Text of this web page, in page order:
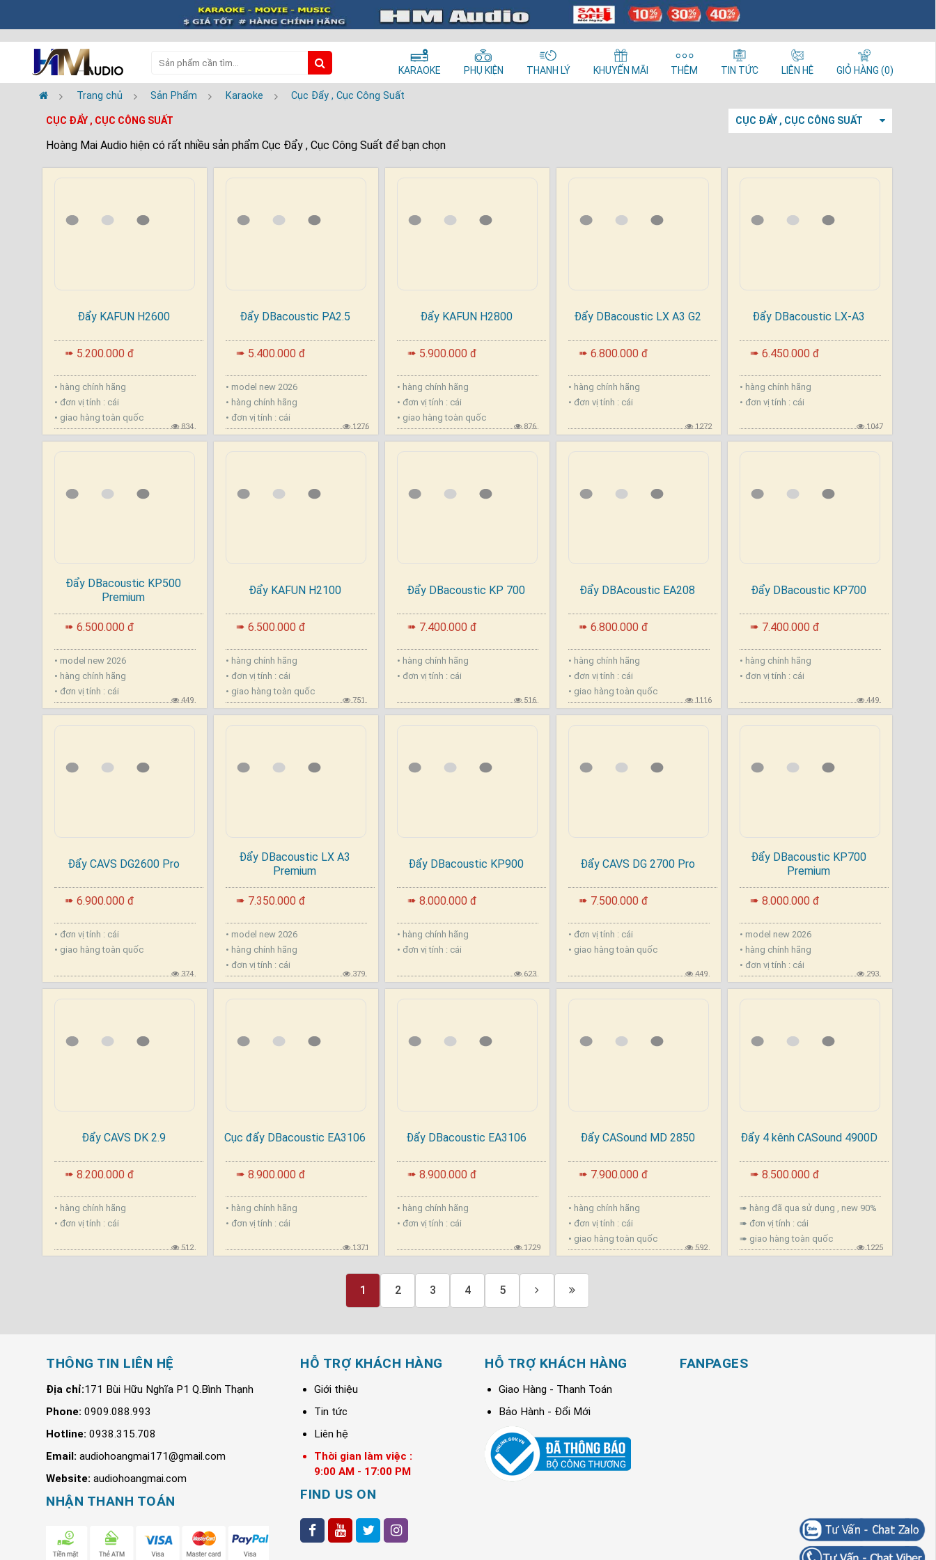
KARAOKE PHỤ KIỆN THANH LÝ KHUYẾN MÃI THÊM TIN TỨC LIÊN HỆ GIỎ HÀNG (0)
Trang chủ Sản Phẩm Karaoke Cục Đẩy , Cục Công Suất
CỤC ĐẨY , CỤC CÔNG SUẤT
CỤC ĐẨY , CỤC CÔNG SUẤT
Hoàng Mai Audio hiện có rất nhiều sản phẩm Cục Đẩy , Cục Công Suất để bạn chọn
834
Đẩy KAFUN H2600
.
➠ 5.200.000 đ
• hàng chính hãng
• đơn vị tính : cái
• giao hàng toàn quốc
1276
Đẩy DBacoustic PA2.5
.
➠ 5.400.000 đ
• model new 2026
• hàng chính hãng
• đơn vị tính : cái
876
Đẩy KAFUN H2800
.
➠ 5.900.000 đ
• hàng chính hãng
• đơn vị tính : cái
• giao hàng toàn quốc
1272
Đẩy DBacoustic LX A3 G2
.
➠ 6.800.000 đ
• hàng chính hãng
• đơn vị tính : cái
1047
Đẩy DBacoustic LX-A3
.
➠ 6.450.000 đ
• hàng chính hãng
• đơn vị tính : cái
449
Đẩy DBacoustic KP500
Premium
.
➠ 6.500.000 đ
• model new 2026
• hàng chính hãng
• đơn vị tính : cái
751
Đẩy KAFUN H2100
.
➠ 6.500.000 đ
• hàng chính hãng
• đơn vị tính : cái
• giao hàng toàn quốc
516
Đẩy DBacoustic KP 700
.
➠ 7.400.000 đ
• hàng chính hãng
• đơn vị tính : cái
1116
Đẩy DBAcoustic EA208
.
➠ 6.800.000 đ
• hàng chính hãng
• đơn vị tính : cái
• giao hàng toàn quốc
449
Đẩy DBacoustic KP700
.
➠ 7.400.000 đ
• hàng chính hãng
• đơn vị tính : cái
374
Đẩy CAVS DG2600 Pro
.
➠ 6.900.000 đ
• đơn vị tính : cái
• giao hàng toàn quốc
379
Đẩy DBacoustic LX A3
Premium
.
➠ 7.350.000 đ
• model new 2026
• hàng chính hãng
• đơn vị tính : cái
623
Đẩy DBacoustic KP900
.
➠ 8.000.000 đ
• hàng chính hãng
• đơn vị tính : cái
449
Đẩy CAVS DG 2700 Pro
.
➠ 7.500.000 đ
• đơn vị tính : cái
• giao hàng toàn quốc
293
Đẩy DBacoustic KP700
Premium
.
➠ 8.000.000 đ
• model new 2026
• hàng chính hãng
• đơn vị tính : cái
512
Đẩy CAVS DK 2.9
.
➠ 8.200.000 đ
• hàng chính hãng
• đơn vị tính : cái
1371
Cục đẩy DBacoustic EA3106
.
➠ 8.900.000 đ
• hàng chính hãng
• đơn vị tính : cái
1729
Đẩy DBacoustic EA3106
.
➠ 8.900.000 đ
• hàng chính hãng
• đơn vị tính : cái
592
Đẩy CASound MD 2850
.
➠ 7.900.000 đ
• hàng chính hãng
• đơn vị tính : cái
• giao hàng toàn quốc
1225
Đẩy 4 kênh CASound 4900D
.
➠ 8.500.000 đ
➠ hàng đã qua sử dụng , new 90%
➠ đơn vị tính : cái
➠ giao hàng toàn quốc
1 2 3 4 5
THÔNG TIN LIÊN HỆ
Địa chỉ:171 Bùi Hữu Nghĩa P1 Q.Bình Thạnh
Phone:0909.088.993
Hotline: 0938.315.708
Email:audiohoangmai171@gmail.com
Website:audiohoangmai.com
NHẬN THANH TOÁN
HỖ TRỢ KHÁCH HÀNG
Giới thiệu
Tin tức
Liên hệ
Thời gian làm việc :
9:00 AM - 17:00 PM
FIND US ON
HỖ TRỢ KHÁCH HÀNG
Giao Hàng - Thanh Toán
Bảo Hành - Đổi Mới
FANPAGES